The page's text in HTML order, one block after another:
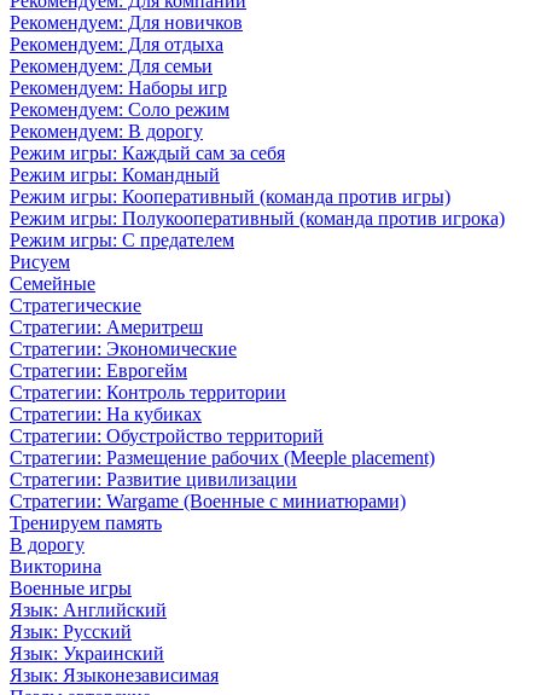
Рекомендуем: Для новичков
Рекомендуем: Для отдыха
Рекомендуем: Для семьи
Рекомендуем: Наборы игр
Рекомендуем: Соло режим
Рекомендуем: В дорогу
Режим игры: Каждый сам за себя
Режим игры: Командный
Режим игры: Кооперативный (команда против игры)
Режим игры: Полукооперативный (команда против игрока)
Режим игры: С предателем
Рисуем
Семейные
Стратегические
Стратегии: Америтреш
Стратегии: Экономические
Стратегии: Еврогейм
Стратегии: Контроль территории
Стратегии: На кубиках
Стратегии: Обустройство территорий
Стратегии: Размещение рабочих (Meeple placement)
Стратегии: Развитие цивилизации
Стратегии: Wargame (Военные с миниатюрами)
Тренируем память
В дорогу
Викторина
Военные игры
Язык: Английский
Язык: Русский
Язык: Украинский
Язык: Языконезависимая